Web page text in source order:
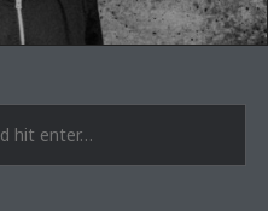
(@surufortherecord)